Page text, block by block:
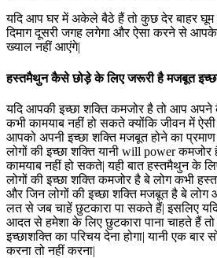
यदि आप घर में अकेले बैठे हैं तो कुछ देर बाहर
दिमाग दूसरी जगह लगेगा और ऐसा करने से
ख्याल नहीं आएंगे|
हस्तमैथुन कैसे छोड़े के लिए जरूरी है मजबूत
यदि आपकी इच्छा शक्ति कमजोर है तो आप अपने
कभी कामयाब नहीं हो सकते क्योंकि जीवन में
आपको अपनी इच्छा शक्ति मजबूत होने का
लोगों की इच्छा शक्ति यानी will power
कामयाब नहीं हो सकते| यही बात हस्तमैथुन के
लोगों की इच्छा शक्ति कमजोर है बे लोग कभी
और जिन लोगों की इच्छा शक्ति मजबूत है बे
लत से जब चाहें छुटकारा पा सकते हैं| इसलिए
आदत से हमेशा के लिए छुटकारा पाना चाहते हैं
इच्छाशक्ति का परिचय देना होगा| यानी एक बार
करना तो नहीं करना|